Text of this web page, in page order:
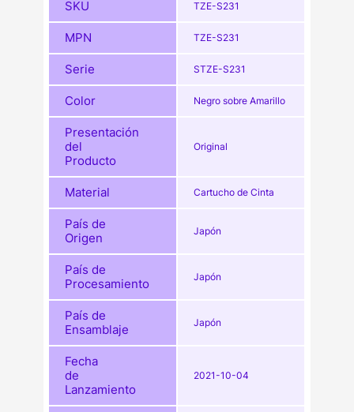
SKU TZE-S231
MPN TZE-S231
Serie STZE-S231
Color Negro sobre Amarillo
Presentación
del
Producto
Original
Material Cartucho de Cinta
País de
Origen
Japón
País de
Procesamiento
Japón
País de
Ensamblaje
Japón
Fecha
de
Lanzamiento
2021-10-04